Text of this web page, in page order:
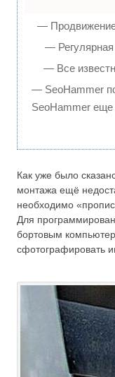
— Продвижение
— Регулярная
— Все
— SeoHammer
SeoHammer еще
Как уже было
монтажа ещё
необходимо
Для
бортовым
сфотографировать